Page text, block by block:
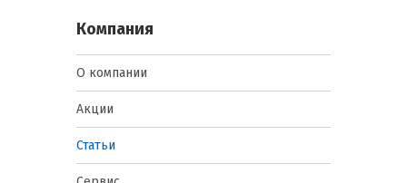
Компания
О компании
Акции
Статьи